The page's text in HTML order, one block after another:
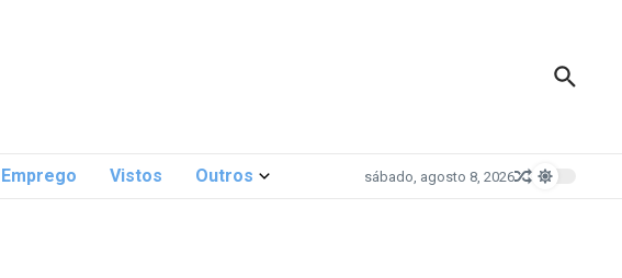
Emprego Vistos Outros sábado, agosto 8, 2026